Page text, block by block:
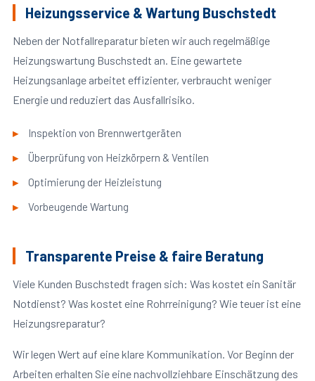
Heizungsservice & Wartung Buschstedt
Neben der Notfallreparatur bieten wir auch regelmäßige
Heizungswartung Buschstedt an. Eine gewartete
Heizungsanlage arbeitet effizienter, verbraucht weniger
Energie und reduziert das Ausfallrisiko.
Inspektion von Brennwertgeräten
Überprüfung von Heizkörpern & Ventilen
Optimierung der Heizleistung
Vorbeugende Wartung
Transparente Preise & faire Beratung
Viele Kunden Buschstedt fragen sich: Was kostet ein Sanitär
Notdienst? Was kostet eine Rohrreinigung? Wie teuer ist eine
Heizungsreparatur?
Wir legen Wert auf eine klare Kommunikation. Vor Beginn der
Arbeiten erhalten Sie eine nachvollziehbare Einschätzung des